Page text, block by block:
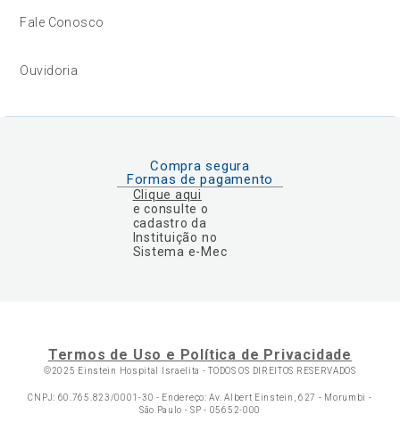
Fale Conosco
Ouvidoria
Compra segura
Formas de pagamento
Clique aqui
e consulte o
cadastro da
Instituição no
Sistema e-Mec
Termos de Uso e Política de Privacidade
©2025 Einstein Hospital Israelita -TODOS OS DIREITOS RESERVADOS
CNPJ: 60.765.823/0001-30 - Endereço: Av. Albert Einstein, 627 - Morumbi -
São Paulo - SP - 05652-000